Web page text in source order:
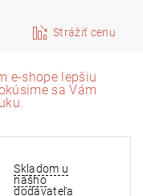
Strážiť cenu
e-shope lepšiu
sa Vám
Skladom u
nášho
dodávateľa